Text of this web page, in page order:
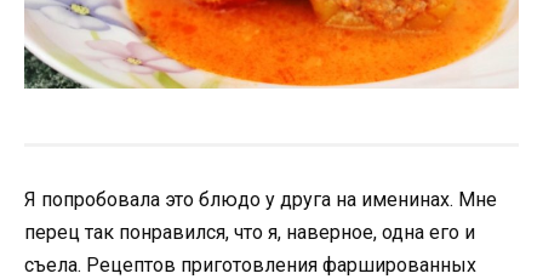
Я попробовала это блюдо у друга на именинах. Мне
перец так понравился, что я, наверное, одна его и
съела. Рецептов приготовления фаршированных